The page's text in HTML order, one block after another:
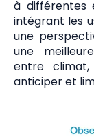
à différentes
intégrant les
une
une
entre
anticiper et